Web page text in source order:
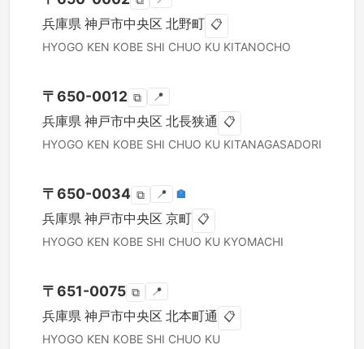
兵庫県 神戸市中央区 北野町 📋
HYOGO KEN KOBE SHI CHUO KU KITANOCHO
〒650-0012 ⧉ 📍
兵庫県 神戸市中央区 北長狭通 📋
HYOGO KEN KOBE SHI CHUO KU KITANAGASADORI
〒650-0034 ⧉ 📍 🏣
兵庫県 神戸市中央区 京町 📋
HYOGO KEN KOBE SHI CHUO KU KYOMACHI
〒651-0075 ⧉ 📍
兵庫県 神戸市中央区 北本町通 📋
HYOGO KEN KOBE SHI CHUO KU